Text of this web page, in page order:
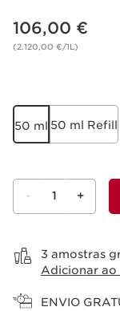
consentimento
Preço atual 106,00 €
106,00 €
(2.120,00 €/1L)
50 ml 50 ml Refill
- 1 +
3 amostras
Adicionar ao
ENVIO